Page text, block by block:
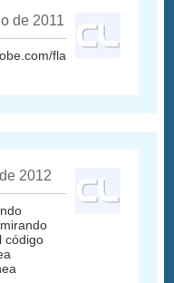
de 2011
flash/9.0_es/main/
2012
código